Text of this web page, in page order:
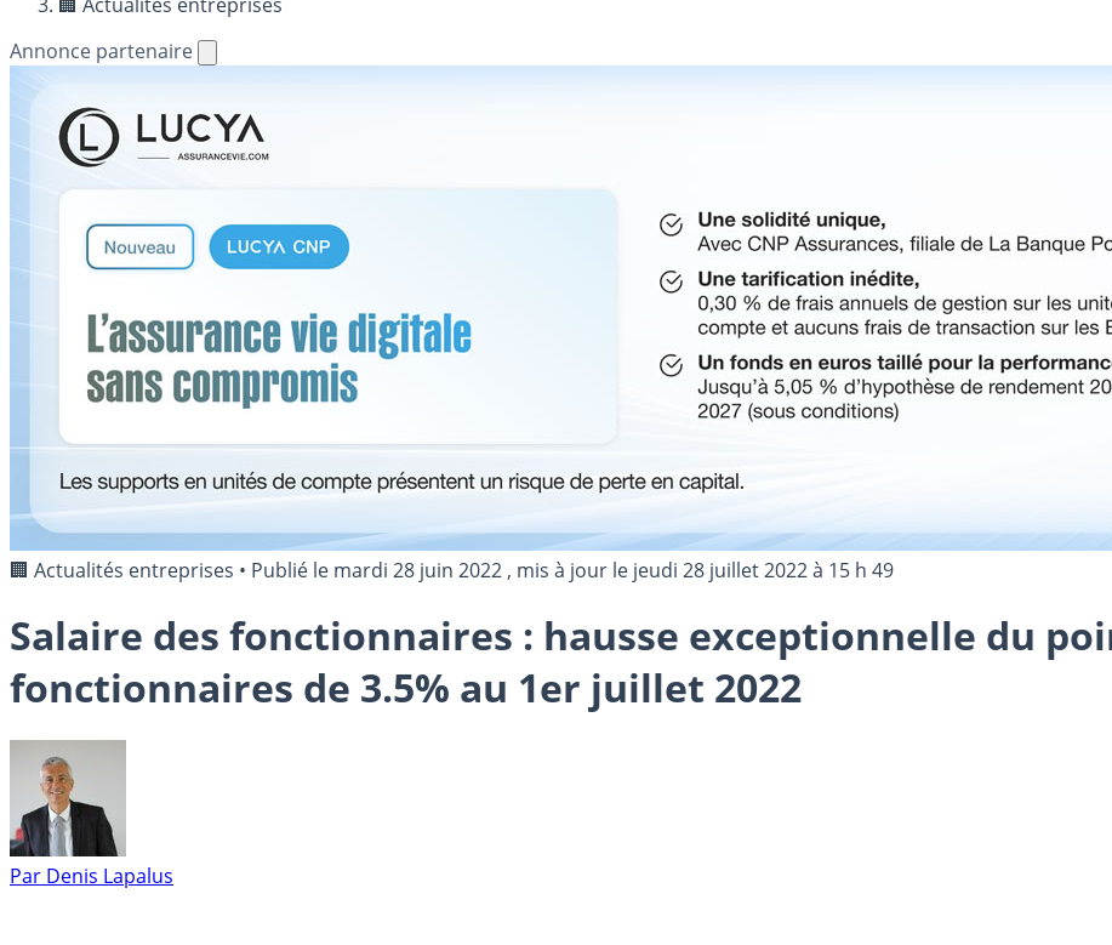
Annonce partenaire
🏢 Actualités entreprises • Publié le mardi 28 juin 2022 , mis à jour le jeudi 28 juillet 2022 à 15 h 49
Salaire des fonctionnaires : hausse exceptionnelle du
fonctionnaires de 3.5% au 1er juillet 2022
Par Denis Lapalus